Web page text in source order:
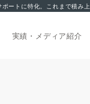
実績・メディア紹介